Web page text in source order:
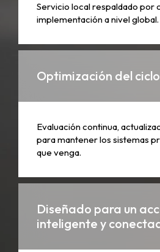
Servicio local respaldado por
implementación a nivel global.
Optimización del
Evaluación continua,
para mantener los sistemas
que venga.
Diseñado para un
inteligente y